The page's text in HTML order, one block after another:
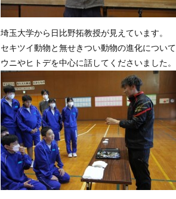
埼玉大学から日比野拓教授が見えています。
セキツイ動物と無せきつい動物の進化について
ウニやヒトデを中心に話してくださいました。